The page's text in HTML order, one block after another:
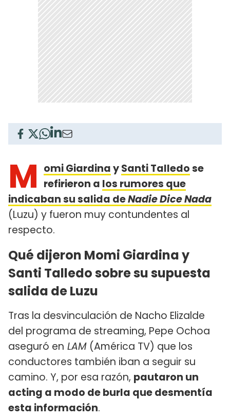
M omi GiardinaySanti Talledose
refirieron a los rumores que
indicaban su salida deNadie Dice Nada
(Luzu) y fueron muy contundentes al
respecto.
Qué dijeron Momi Giardina y
Santi Talledo sobre su supuesta
salida de Luzu
Tras la desvinculación de Nacho Elizalde
del programa de streaming, Pepe Ochoa
aseguró en LAM (América TV) que los
conductores también iban a seguir su
camino. Y, por esa razón, pautaron un
acting a modo de burla que desmentía
esta información.